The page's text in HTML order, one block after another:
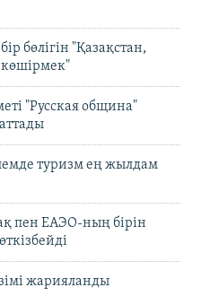
бөлігін "Қазақстан,
көшірмек"
"Русская община"
туризм ең жылдам
пен ЕАЭО-ның бірін
жарияланды